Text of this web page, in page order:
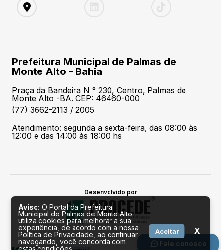
Fale conosco
Prefeitura Municipal de Palmas de
Monte Alto - Bahia
Praça da Bandeira N ° 230, Centro, Palmas de
Monte Alto -BA. CEP: 46460-000
(77) 3662-2113 / 2005
Atendimento: segunda a sexta-feira, das 08:00 às
12:00 e das 14:00 às 18:00 hs
Desenvolvido por
Aviso: O Portal da Prefeitura
Municipal de Palmas de Monte Alto
utiliza cookies para melhorar a sua
experiência, de acordo com a nossa
Política de Privacidade, ao continuar
navegando, você concorda com
estas condições
Aceitar X